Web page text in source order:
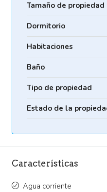
Tamaño de propiedad
Dormitorio
Habitaciones
Baño
Tipo de propiedad
Estado de la
Características
Agua corriente